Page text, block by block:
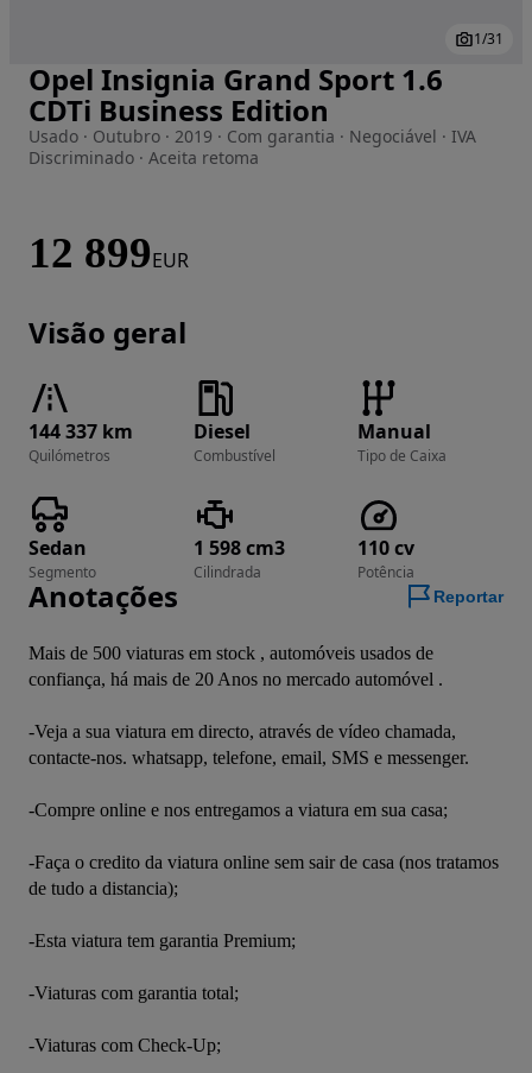
Imagem 1 de 31
1/31
Opel Insignia Grand Sport 1.6
CDTi Business Edition
Usado · Outubro · 2019 · Com garantia · Negociável · IVA
Discriminado · Aceita retoma
12 899EUR
Visão geral
144 337 km
Quilómetros
Diesel
Combustível
Manual
Tipo de Caixa
Sedan
Segmento
1 598 cm3
Cilindrada
110 cv
Potência
Anotações Reportar
Mais de 500 viaturas em stock , automóveis usados de
confiança, há mais de 20 Anos no mercado automóvel .
-Veja a sua viatura em directo, através de vídeo chamada,
contacte-nos. whatsapp, telefone, email, SMS e messenger.
-Compre online e nos entregamos a viatura em sua casa;
-Faça o credito da viatura online sem sair de casa (nos tratamos
de tudo a distancia);
-Esta viatura tem garantia Premium;
-Viaturas com garantia total;
-Viaturas com Check-Up;